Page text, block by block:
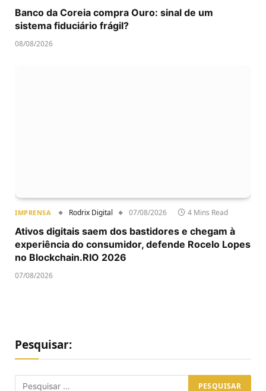
Banco da Coreia compra Ouro: sinal de um
sistema fiduciário frágil?
08/08/2026
IMPRENSA Rodrix Digital 07/08/2026 4 Mins Read
Ativos digitais saem dos bastidores e chegam à
experiência do consumidor, defende Rocelo Lopes
no Blockchain.RIO 2026
07/08/2026
Pesquisar: